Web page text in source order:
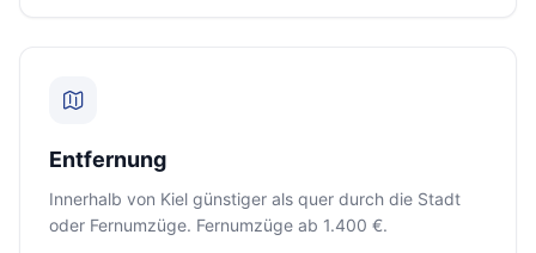
Entfernung
Innerhalb von Kiel günstiger als quer durch die Stadt
oder Fernumzüge. Fernumzüge ab 1.400 €.